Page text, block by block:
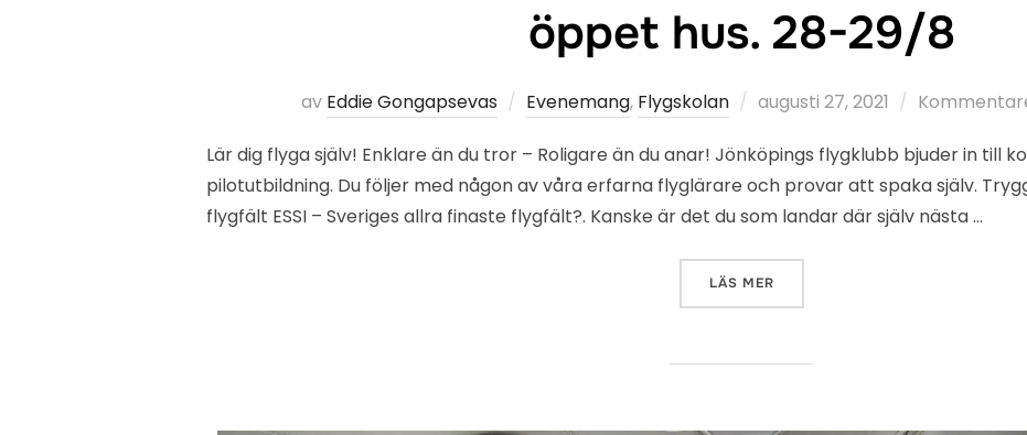
öppet hus. 28-29/8
av Eddie Gongapsevas Evenemang, Flygskolan
Publicerat
augusti 27, 2021
Lär dig flyga själv! Enklare än du tror – Roligare än du anar! Jönköpings flygklubb bjuder in till
pilotutbildning. Du följer med någon av våra erfarna flyglärare och provar att spaka själv.
flygfält ESSI – Sveriges allra finaste flygfält?. Kanske är det du som landar där själv nästa …
LÄS MER”BLI PILOT! SPAKA SJÄLV – EGEN